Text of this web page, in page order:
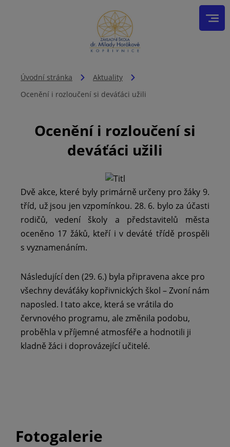
Úvodní stránka
Aktuality
Ocenění i rozloučení si deváťáci užili
Ocenění i rozloučení si
deváťáci užili
Dvě akce, které byly primárně určeny pro žáky 9.
tříd, už jsou jen vzpomínkou. 28. 6. bylo za účasti
rodičů, vedení školy a představitelů města
oceněno 17 žáků, kteří i v deváté třídě prospěli
s vyznamenáním.
Následující den (29. 6.) byla připravena akce pro
všechny deváťáky kopřivnických škol – Zvoní nám
naposled. I tato akce, která se vrátila do
červnového programu, ale změnila podobu,
proběhla v příjemné atmosféře a hodnotili ji
kladně žáci i doprovázející učitelé.
Fotogalerie